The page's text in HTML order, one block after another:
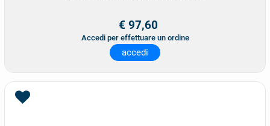
€ 97,60
Accedi per effettuare un ordine
accedi